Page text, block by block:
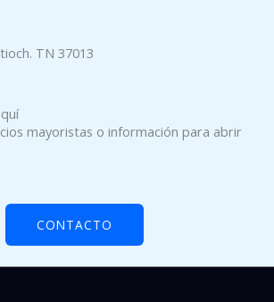
TN 37013
mayoristas o información para abrir
CONTACTO